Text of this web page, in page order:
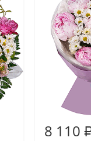
8 110